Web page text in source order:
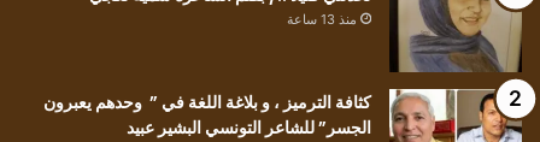
منذ 13 ساعة
كثافة الترميز ، و بلاغة اللغة في ” وحدهم يعبرون
الجسر” للشاعر التونسي البشير عبيد